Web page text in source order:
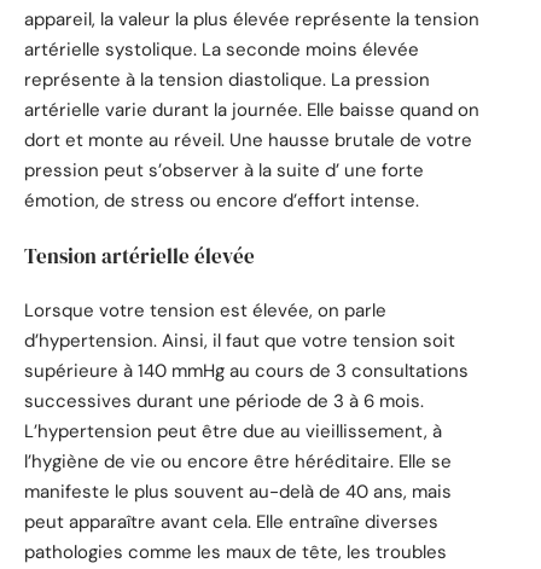
appareil, la valeur la plus élevée représente la tension
artérielle systolique. La seconde moins élevée
représente à la tension diastolique. La pression
artérielle varie durant la journée. Elle baisse quand on
dort et monte au réveil. Une hausse brutale de votre
pression peut s’observer à la suite d’ une forte
émotion, de stress ou encore d’effort intense.
Tension artérielle élevée
Lorsque votre tension est élevée, on parle
d’hypertension. Ainsi, il faut que votre tension soit
supérieure à 140 mmHg au cours de 3 consultations
successives durant une période de 3 à 6 mois.
L’hypertension peut être due au vieillissement, à
l’hygiène de vie ou encore être héréditaire. Elle se
manifeste le plus souvent au-delà de 40 ans, mais
peut apparaître avant cela. Elle entraîne diverses
pathologies comme les maux de tête, les troubles